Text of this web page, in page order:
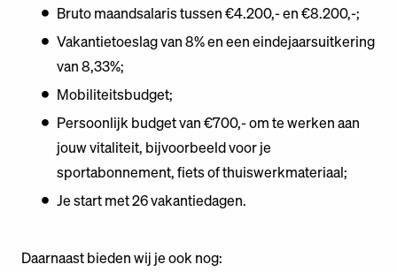
Bruto maandsalaris tussen €4.200,- en €8.200,-;
Vakantietoeslag van 8% en een eindejaarsuitkering
van 8,33%;
Mobiliteitsbudget;
Persoonlijk budget van €700,- om te werken aan
jouw vitaliteit, bijvoorbeeld voor je
sportabonnement, fiets of thuiswerkmateriaal;
Je start met 26 vakantiedagen.
Daarnaast bieden wij je ook nog: